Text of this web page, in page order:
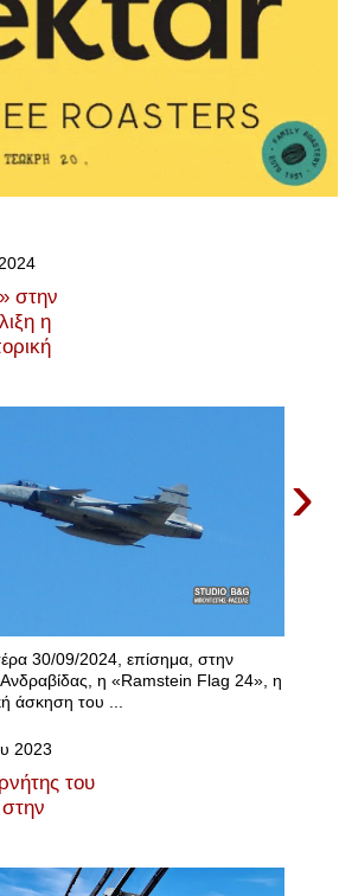
στην
η
›
30/09/2024, επίσημα, στην
η «Ramstein Flag 24», η
άσκηση του ...
2023
του